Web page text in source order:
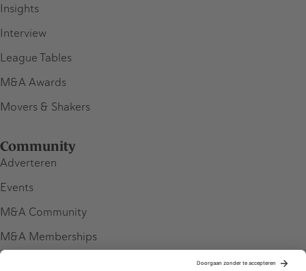
Insights
Interview
League Tables
M&A Awards
Movers & Shakers
Community
Adverteren
Events
M&A Community
M&A Memberships